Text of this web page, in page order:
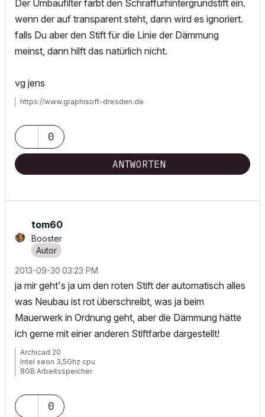
Der Umbaufilter färbt den Schraffurhintergrundstift ein.
wenn der auf transparent steht, dann wird es ignoriert.
falls Du aber den Stift für die Linie der Dämmung
meinst, dann hilft das natürlich nicht.
vg jens
https://www.graphisoft-dresden.de
0
ANTWORTEN
tom60
Booster
‎2013-09-30 03:23 PM
ja mir geht's ja um den roten Stift der automatisch alles
was Neubau ist rot überschreibt, was ja beim
Mauerwerk in Ordnung geht, aber die Dämmung hätte
ich gerne mit einer anderen Stiftfarbe dargestellt!
Archicad 20
Intel xeon 3,5Ghz cpu
8GB Arbeitsspeicher
0